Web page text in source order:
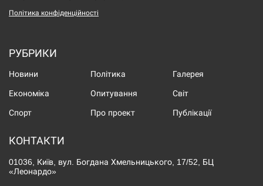
Політика конфіденційності
РУБРИКИ
Новини Політика Галерея
Економіка Опитування Світ
Спорт Про проект Публікації
КОНТАКТИ
01036, Київ, вул. Богдана Хмельницького, 17/52, БЦ
«Леонардо»